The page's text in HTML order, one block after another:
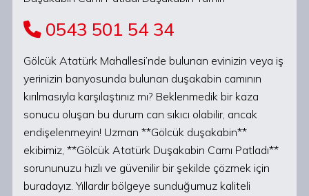
0543 501 54 34
Gölcük Atatürk Mahallesi’nde bulunan evinizin veya iş
yerinizin banyosunda bulunan duşakabin camının
kırılmasıyla karşılaştınız mı? Beklenmedik bir kaza
sonucu oluşan bu durum can sıkıcı olabilir, ancak
endişelenmeyin! Uzman **Gölcük duşakabin**
ekibimiz, **Gölcük Atatürk Duşakabin Camı Patladı**
sorununuzu hızlı ve güvenilir bir şekilde çözmek için
buradayız. Yıllardır bölgeye sunduğumuz kaliteli